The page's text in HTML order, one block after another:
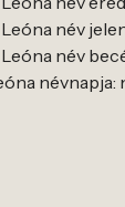
név
név
névnapja: